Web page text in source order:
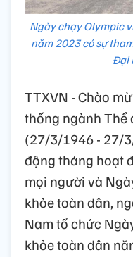
Ngày chạy Olympic
năm 2023 có sự
Đại
TTXVN - Chào
thống ngành Thể
(27/3/1946 - 27/
động tháng hoạt
mọi người và
khỏe toàn dân,
Nam tổ chức
khỏe toàn dân